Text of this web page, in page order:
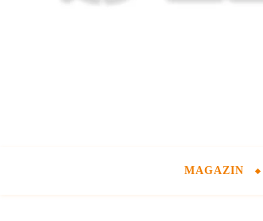
MAGAZIN